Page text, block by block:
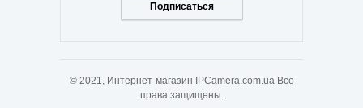
Подписаться
© 2021, Интернет-магазин IPCamera.com.ua Все
права защищены.